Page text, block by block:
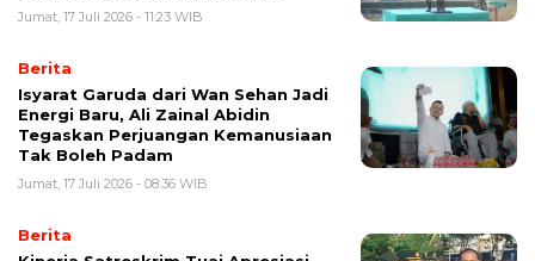
Jumat, 17 Juli 2026 - 11:23 WIB
Berita
‎Isyarat Garuda dari Wan Sehan Jadi
Energi Baru, Ali Zainal Abidin
Tegaskan Perjuangan Kemanusiaan
Tak Boleh Padam
Jumat, 17 Juli 2026 - 08:36 WIB
Berita